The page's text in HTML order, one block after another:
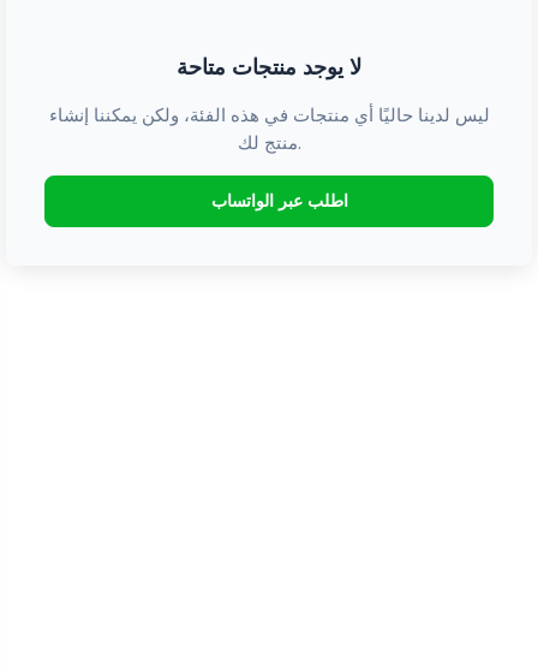
لا يوجد منتجات متاحة
ليس لدينا حاليًا أي منتجات في هذه الفئة، ولكن يمكننا إنشاء
منتج لك.
اطلب عبر الواتساب